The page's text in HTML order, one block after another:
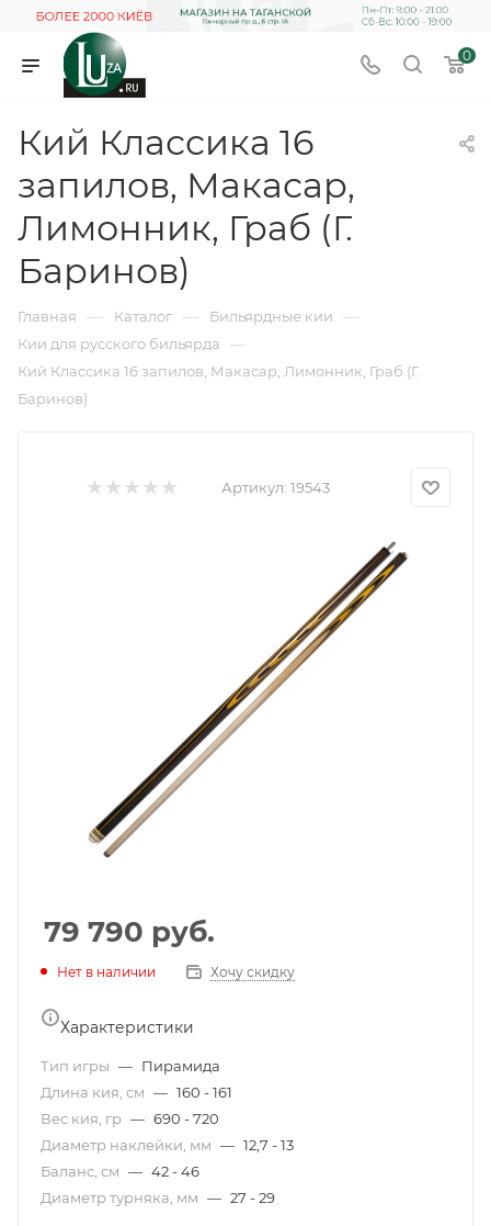
0
Кий Классика 16
запилов, Макасар,
Лимонник, Граб (Г.
Баринов)
Главная — Каталог — Бильярдные кии —
Кии для русского бильярда —
Кий Классика 16 запилов, Макасар, Лимонник, Граб (Г.
Баринов)
Артикул: 19543
79 790 руб.
Нет в наличии Хочу скидку
Характеристики
Тип игры — Пирамида
Длина кия, см — 160 - 161
Вес кия, гр — 690 - 720
Диаметр наклейки, мм — 12,7 - 13
Баланс, см — 42 - 46
Диаметр турняка, мм — 27 - 29